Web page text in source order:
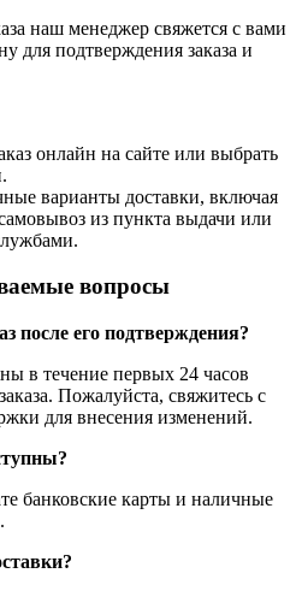
наш менеджер свяжется с вами
для подтверждения заказа и
онлайн на сайте или выбрать
варианты доставки, включая
из пункта выдачи или
вопросы
после его подтверждения?
в течение первых 24 часов
Пожалуйста, свяжитесь с
для внесения изменений.
банковские карты и наличные